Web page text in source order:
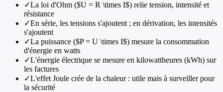
✓La loi d'Ohm ($U = R \times I$) relie tension, intensité et
résistance
✓En série, les tensions s'ajoutent ; en dérivation, les intensités
s'ajoutent
✓La puissance ($P = U \times I$) mesure la consommation
d'énergie en watts
✓L'énergie électrique se mesure en kilowattheures (kWh) sur
les factures
✓L'effet Joule crée de la chaleur : utile mais à surveiller pour
la sécurité